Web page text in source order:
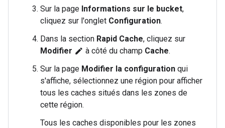
Sur la page Informations sur le bucket,
cliquez sur l'onglet Configuration.
Dans la section Rapid Cache, cliquez sur
Modifier edit à côté du champ Cache.
Sur la page Modifier la configuration qui
s'affiche, sélectionnez une région pour afficher
tous les caches situés dans les zones de
cette région.
Tous les caches disponibles pour les zones